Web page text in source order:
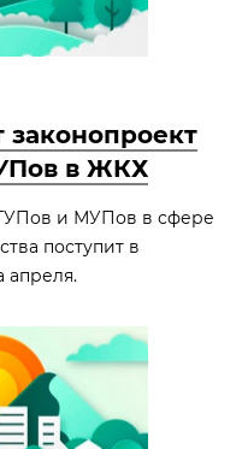
законопроект
в ЖКХ
и МУПов в сфере
поступит в
апреля.